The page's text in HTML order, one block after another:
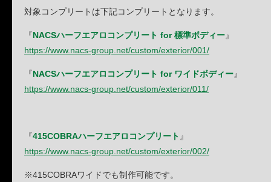
対象コンプリートは下記コンプリートとなります。
『NACSハーフエアロコンプリート for 標準ボディー』
https://www.nacs-group.net/custom/exterior/001/
『NACSハーフエアロコンプリート for ワイドボディー』
https://www.nacs-group.net/custom/exterior/011/
『415COBRAハーフエアロコンプリート 』
https://www.nacs-group.net/custom/exterior/002/
※415COBRAワイドでも制作可能です。